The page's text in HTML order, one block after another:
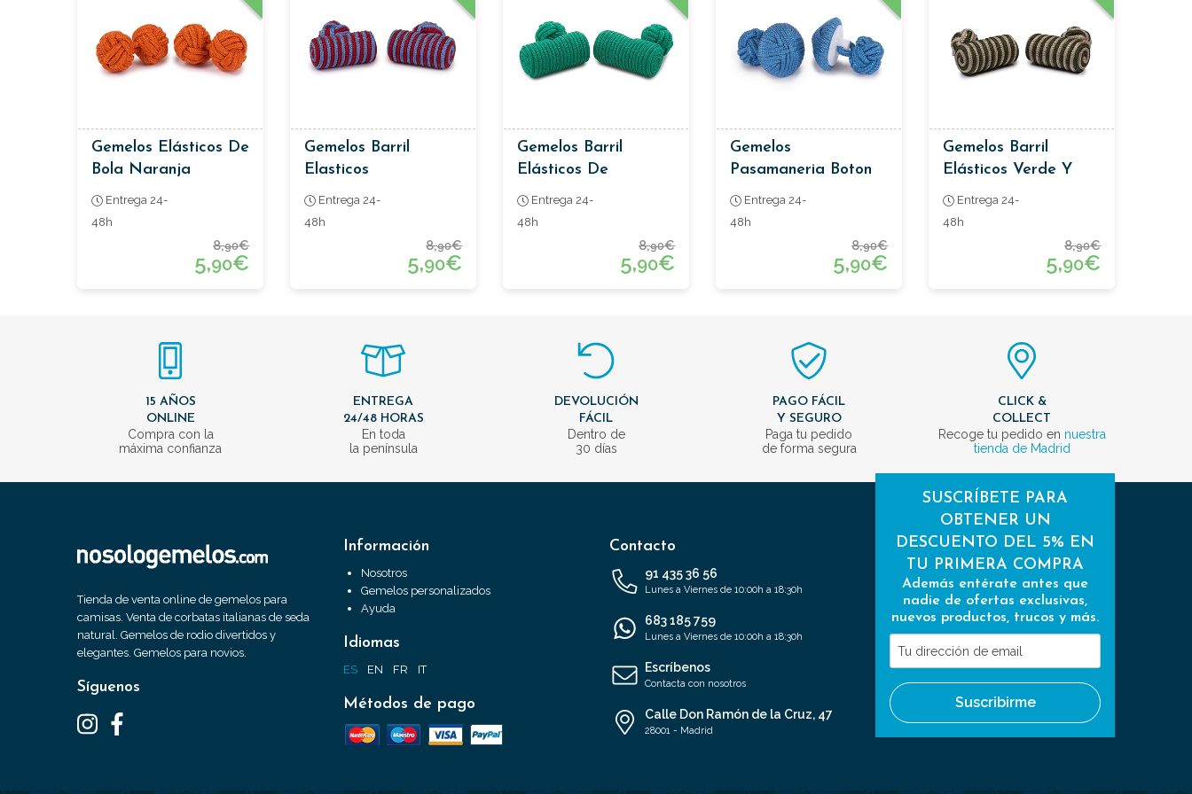
Gemelos Elásticos De
Bola Naranja
Entrega 24-
48h
8,90€
5,90€
Gemelos Barril
Elasticos
Entrega 24-
48h
8,90€
5,90€
Gemelos Barril
Elásticos De
Pasamanería Color
Verde
Entrega 24-
48h
8,90€
5,90€
Gemelos
Pasamaneria Boton
Turquesa
Entrega 24-
48h
8,90€
5,90€
Gemelos Barril
Elásticos Verde Y
Beige
Entrega 24-
48h
8,90€
5,90€
15 AÑOS
ONLINE
Compra con la
máxima confianza
ENTREGA
24/48 HORAS
En toda
la península
DEVOLUCIÓN
FÁCIL
Dentro de
30 días
PAGO FÁCIL
Y SEGURO
Paga tu pedido
de forma segura
CLICK &
COLLECT
Recoge tu pedido en nuestra
tienda de Madrid
Tienda de venta online de gemelos para
camisas. Venta de corbatas italianas de seda
natural. Gemelos de rodio divertidos y
elegantes. Gemelos para novios.
Síguenos
Información
Nosotros
Gemelos personalizados
Ayuda
Idiomas
ES EN FR IT
Métodos de pago
Contacto
91 435 36 56
Lunes a Viernes de 10:00h a 18:30h
683 185 759
Lunes a Viernes de 10:00h a 18:30h
Escríbenos
Contacta con nosotros
Calle Don Ramón de la Cruz, 47
28001 - Madrid
SUSCRÍBETE PARA
OBTENER UN
DESCUENTO DEL 5% EN
TU PRIMERA COMPRA
Además entérate antes que
nadie de ofertas exclusivas,
nuevos productos, trucos y más.
Tu
dirección
de
email
Suscribirme